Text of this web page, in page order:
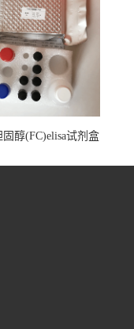
醇(FC)elisa试剂盒